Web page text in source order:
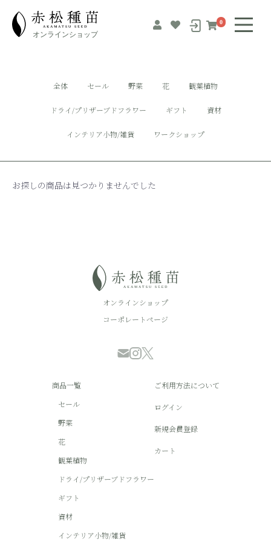
0
全体 セール 野菜 花 観葉植物
ドライ/プリザーブドフラワー ギフト 資材
インテリア小物/雑貨 ワークショップ
お探しの商品は見つかりませんでした
オンラインショップ
コーポレートページ
商品一覧
セール
野菜
花
観葉植物
ドライ/プリザーブドフラワー
ギフト
資材
インテリア小物/雑貨
ご利用方法について
ログイン
新規会員登録
カート